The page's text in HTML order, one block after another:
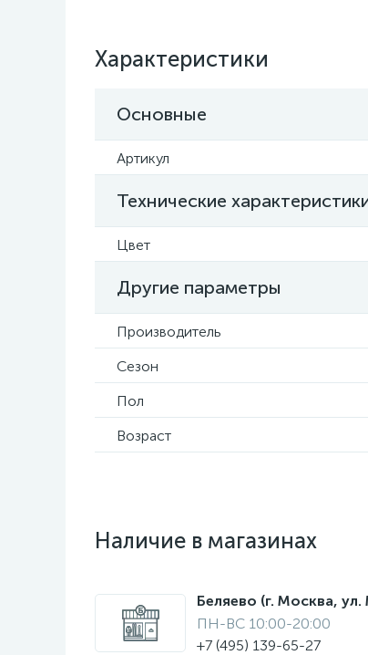
Характеристики
Основные
Артикул
Технические
Цвет
Другие параметры
Производитель
Сезон
Пол
Возраст
Наличие в магазинах
Беляево (г. Москва,
ПН-ВС 10:00-20:00
+7 (495) 139-65-27